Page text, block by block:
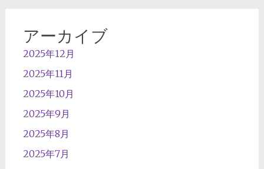
アーカイブ
2025年12月
2025年11月
2025年10月
2025年9月
2025年8月
2025年7月